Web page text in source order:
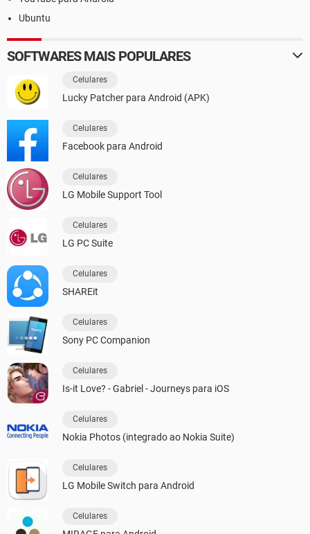
Ubuntu
SOFTWARES MAIS POPULARES
Celulares
Lucky Patcher para Android (APK)
Celulares
Facebook para Android
Celulares
LG Mobile Support Tool
Celulares
LG PC Suite
Celulares
SHAREit
Celulares
Sony PC Companion
Celulares
Is-it Love? - Gabriel - Journeys para iOS
Celulares
Nokia Photos (integrado ao Nokia Suite)
Celulares
LG Mobile Switch para Android
Celulares